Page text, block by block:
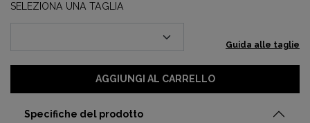
SELEZIONA UNA TAGLIA
Guida alle taglie
AGGIUNGI AL CARRELLO
Specifiche del prodotto